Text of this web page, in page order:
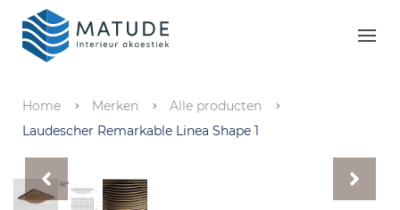
Home
Merken
Inspiratie & Tools
Oplossingen
Home Merken
Alle producten
Laudescher Remarkable Linea Shape 1